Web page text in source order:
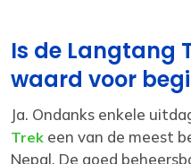
Is de Langtang
waard voor
Ja. Ondanks enkele
Trek een van de meest
Nepal. De goed